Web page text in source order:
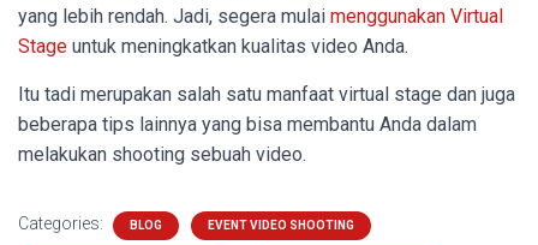
yang lebih rendah. Jadi, segera mulai menggunakan Virtual
Stage untuk meningkatkan kualitas video Anda.
Itu tadi merupakan salah satu manfaat virtual stage dan juga
beberapa tips lainnya yang bisa membantu Anda dalam
melakukan shooting sebuah video.
Categories: BLOG EVENT VIDEO SHOOTING